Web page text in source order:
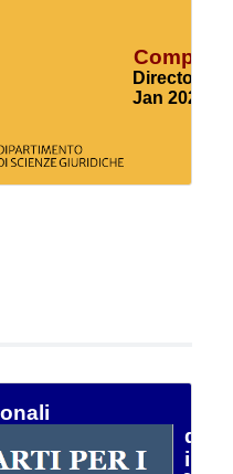
Director
Jan 2027 -
di